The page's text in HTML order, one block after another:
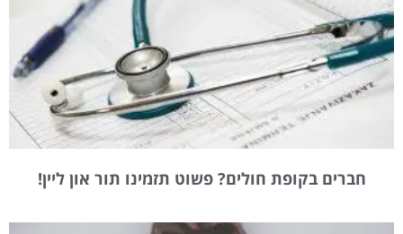
חברים בקופת חולים? פשוט תזמינו תור און ליין!